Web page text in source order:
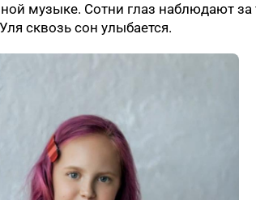
музыке. Сотни глаз наблюдают за
сквозь сон улыбается.